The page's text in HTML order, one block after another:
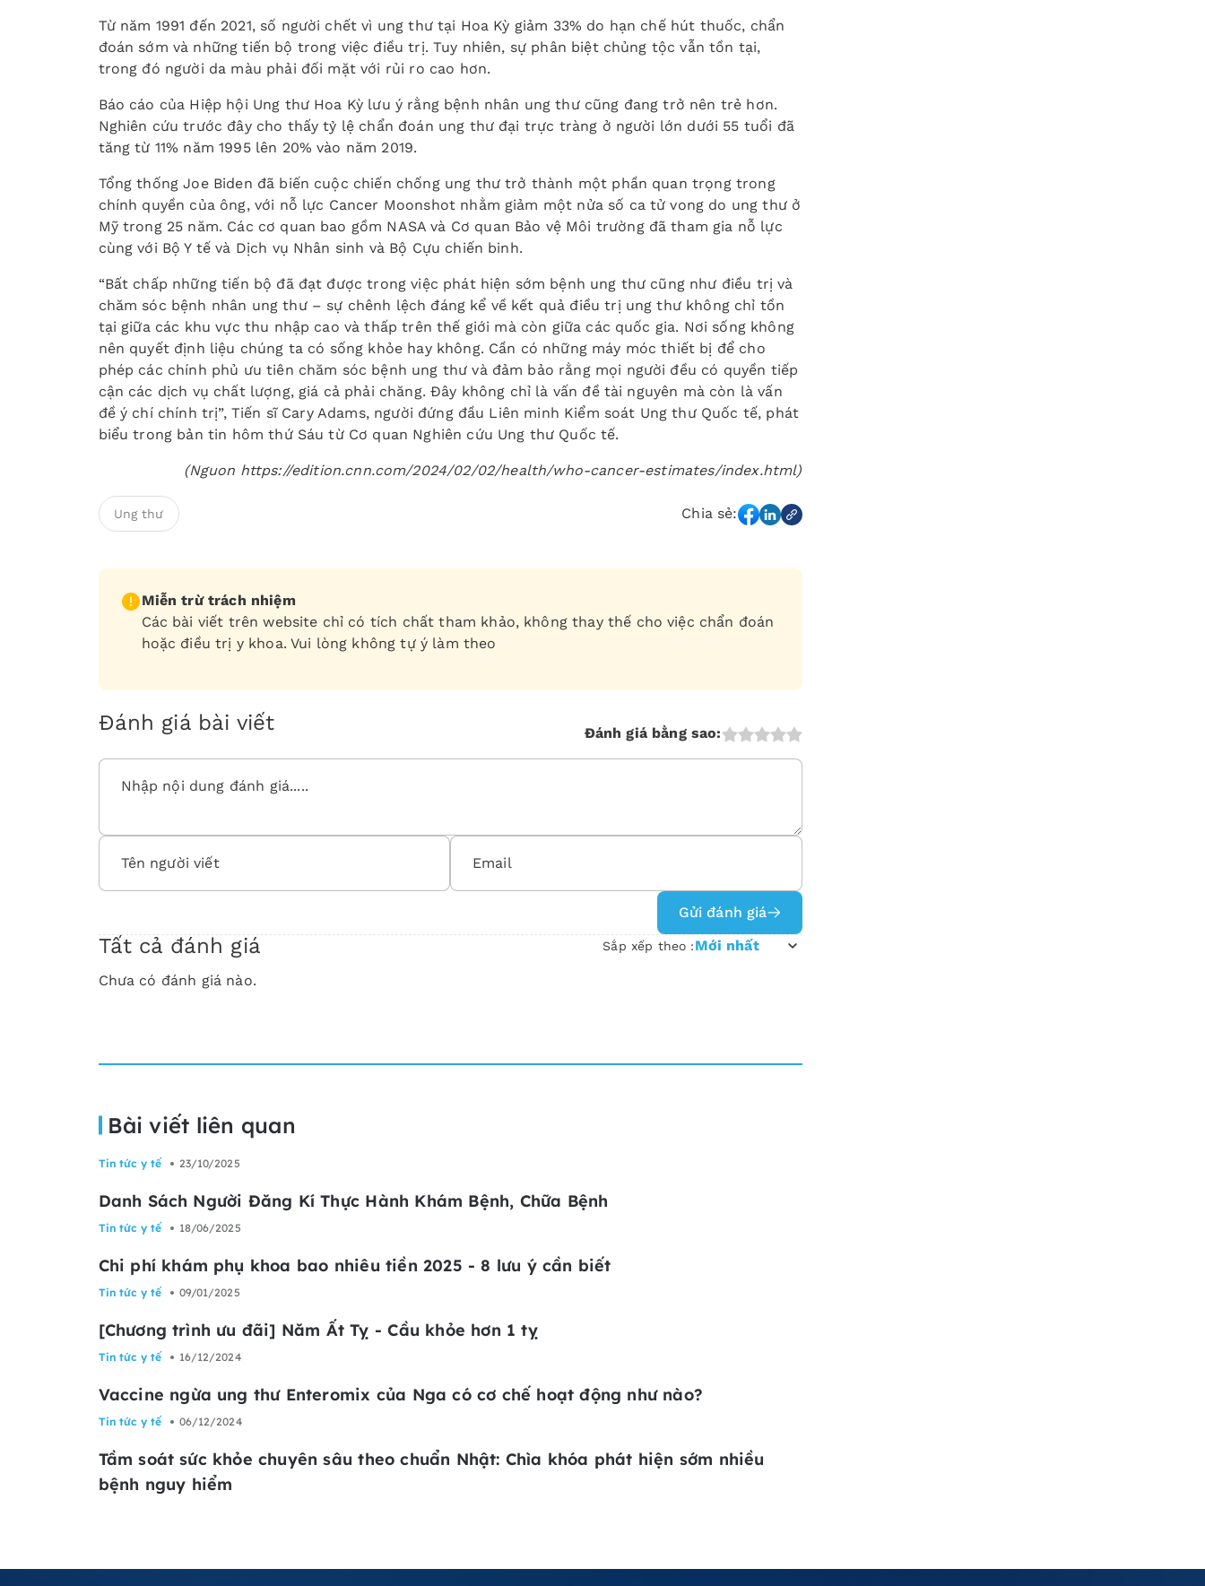
Từ năm 1991 đến 2021, số người chết vì ung thư tại Hoa Kỳ giảm 33% do hạn chế hút thuốc, chẩn
đoán sớm và những tiến bộ trong việc điều trị. Tuy nhiên, sự phân biệt chủng tộc vẫn tồn tại,
trong đó người da màu phải đối mặt với rủi ro cao hơn.
Báo cáo của Hiệp hội Ung thư Hoa Kỳ lưu ý rằng bệnh nhân ung thư cũng đang trở nên trẻ hơn.
Nghiên cứu trước đây cho thấy tỷ lệ chẩn đoán ung thư đại trực tràng ở người lớn dưới 55 tuổi đã
tăng từ 11% năm 1995 lên 20% vào năm 2019.
Tổng thống Joe Biden đã biến cuộc chiến chống ung thư trở thành một phần quan trọng trong
chính quyền của ông, với nỗ lực Cancer Moonshot nhằm giảm một nửa số ca tử vong do ung thư ở
Mỹ trong 25 năm. Các cơ quan bao gồm NASA và Cơ quan Bảo vệ Môi trường đã tham gia nỗ lực
cùng với Bộ Y tế và Dịch vụ Nhân sinh và Bộ Cựu chiến binh.
“Bất chấp những tiến bộ đã đạt được trong việc phát hiện sớm bệnh ung thư cũng như điều trị và
chăm sóc bệnh nhân ung thư – sự chênh lệch đáng kể về kết quả điều trị ung thư không chỉ tồn
tại giữa các khu vực thu nhập cao và thấp trên thế giới mà còn giữa các quốc gia. Nơi sống không
nên quyết định liệu chúng ta có sống khỏe hay không. Cần có những máy móc thiết bị để cho
phép các chính phủ ưu tiên chăm sóc bệnh ung thư và đảm bảo rằng mọi người đều có quyền tiếp
cận các dịch vụ chất lượng, giá cả phải chăng. Đây không chỉ là vấn đề tài nguyên mà còn là vấn
đề ý chí chính trị”, Tiến sĩ Cary Adams, người đứng đầu Liên minh Kiểm soát Ung thư Quốc tế, phát
biểu trong bản tin hôm thứ Sáu từ Cơ quan Nghiên cứu Ung thư Quốc tế.
(Nguon https://edition.cnn.com/2024/02/02/health/who-cancer-estimates/index.html)
Ung thư Chia sẻ:
Miễn trừ trách nhiệm
Các bài viết trên website chỉ có tích chất tham khảo, không thay thế cho việc chẩn đoán
hoặc điều trị y khoa. Vui lòng không tự ý làm theo
Đánh giá bài viết Đánh giá bằng sao:
Gửi đánh giá
Tất cả đánh giá Sắp xếp theo :Mới nhất
Chưa có đánh giá nào.
Bài viết liên quan
Tin tức y tế 23/10/2025
Danh Sách Người Đăng Kí Thực Hành Khám Bệnh, Chữa Bệnh
Tin tức y tế 18/06/2025
Chi phí khám phụ khoa bao nhiêu tiền 2025 - 8 lưu ý cần biết
Tin tức y tế 09/01/2025
[Chương trình ưu đãi] Năm Ất Tỵ - Cầu khỏe hơn 1 tỵ
Tin tức y tế 16/12/2024
Vaccine ngừa ung thư Enteromix của Nga có cơ chế hoạt động như nào?
Tin tức y tế 06/12/2024
Tầm soát sức khỏe chuyên sâu theo chuẩn Nhật: Chìa khóa phát hiện sớm nhiều
bệnh nguy hiểm